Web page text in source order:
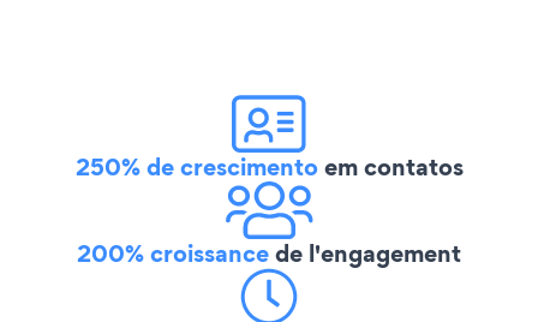
250% de crescimentoem contatos
200% croissancede l'engagement